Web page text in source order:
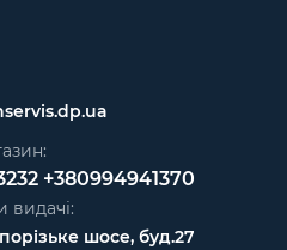
+380994941370
видачі:
шосе, буд.27